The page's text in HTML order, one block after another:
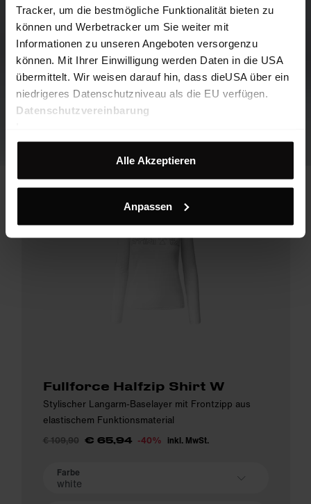
Tracker, um die bestmögliche Funktionalität bieten zu
können und Werbetracker um Sie weiter mit
Informationen zu unseren Angeboten versorgenzu
können. Mit Ihrer Einwilligung werden Daten in die USA
übermittelt. Wir weisen darauf hin, dass dieUSA über ein
niedrigeres Datenschutzniveau als die EU verfügen.
Datenschutzvereinbarung
Alle Akzeptieren
Anpassen
Fullforce Halfzip Shirt W
Stylischer Langarm-Baselayer mit Frontzipp aus
elastischem Funktionsmaterial
€ 109,90 € 65,94 -40% inkl. MwSt.
Farbe
white